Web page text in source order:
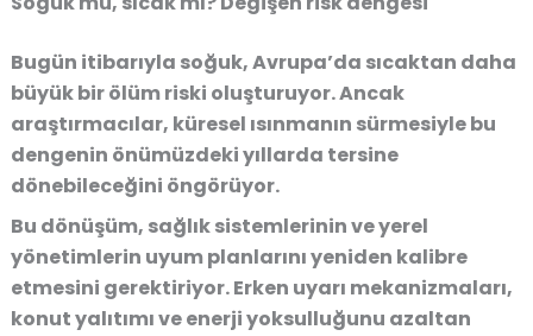
Bugün itibarıyla soğuk, Avrupa’da sıcaktan daha
büyük bir ölüm riski oluşturuyor. Ancak
araştırmacılar, küresel ısınmanın sürmesiyle bu
dengenin önümüzdeki yıllarda tersine
dönebileceğini öngörüyor.
Bu dönüşüm, sağlık sistemlerinin ve yerel
yönetimlerin uyum planlarını yeniden kalibre
etmesini gerektiriyor. Erken uyarı mekanizmaları,
konut yalıtımı ve enerji yoksulluğunu azaltan